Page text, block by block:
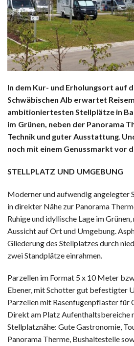
In dem Kur- und Erholungsort auf
Schwäbischen Alb erwartet
ambitioniertesten Stellplätze in
im Grünen, neben der Panorama
Technik und guter Ausstattung.
noch mit einem Genussmarkt vor
STELLPLATZ UND UMGEBUNG
Moderner und aufwendig
in direkter Nähe zur Panorama
Ruhige und idyllische Lage im
Aussicht auf Ort und Umgebung.
Gliederung des Stellplatzes durch
zwei Standplätze einrahmen.
Parzellen im Format 5 x 10 Meter
Ebener, mit Schotter gut befestigter
Parzellen mit Rasenfugenpflaster für
Direkt am Platz Aufenthaltsbereiche
Stellplatznähe: Gute Gas­tronomie,
Panorama Therme, Bushaltestelle